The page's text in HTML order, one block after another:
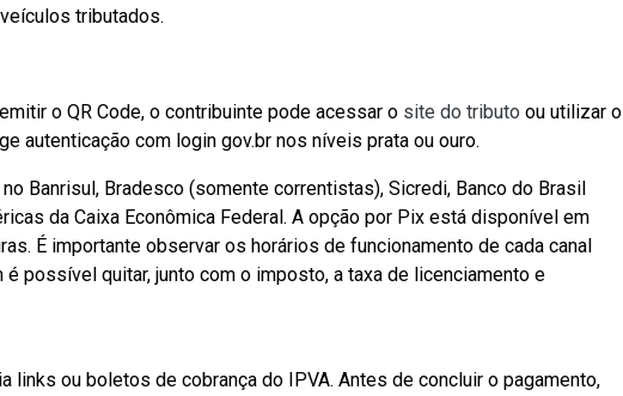
tributados.
o QR Code, o contribuinte pode acessar o site do tributo ou utilizar o
autenticação com login gov.br nos níveis prata ou ouro.
Banrisul, Bradesco (somente correntistas), Sicredi, Banco do Brasil
da Caixa Econômica Federal. A opção por Pix está disponível em
É importante observar os horários de funcionamento de cada canal
é possível quitar, junto com o imposto, a taxa de licenciamento e
links ou boletos de cobrança do IPVA. Antes de concluir o pagamento,